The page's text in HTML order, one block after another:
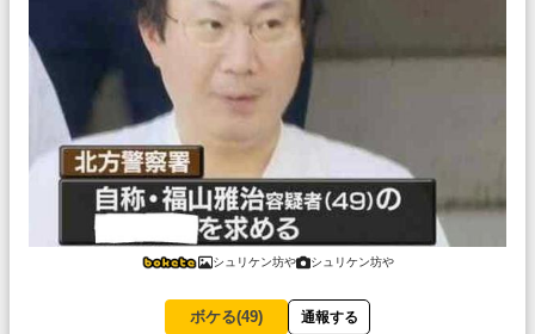
シュリケン坊や シュリケン坊や
ボケる(49) 通報する